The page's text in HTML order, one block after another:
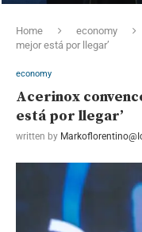
Home economy
mejor está por llegar’
economy
Acerinox
está por llegar’
written by